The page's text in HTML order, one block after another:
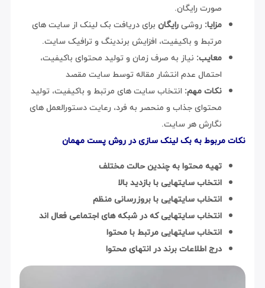
صورت رایگان.
مزایا: روشیرایگان برای دریافت بک لینک از سایت های
مرتبط و باکیفیت، افزایش برندینگ و ترافیک سایت.
معایب: نیاز به صرف زمان و تولید محتوای باکیفیت،
احتمال عدم انتشار مقاله توسط سایت مقصد
نکات مهم: انتخاب سایت های مرتبط و باکیفیت، تولید
محتوای جذاب و منحصر به فرد، رعایت دستورالعمل های
نگارش هر سایت.
نکات مربوط به بک لینک سازی در روش پست مهمان
تهیه محتوا به چندین حالت مختلف
انتخاب سایتهایی با بازدید بالا
انتخاب سایتهایی با بروزرسانی منظم
انتخاب سایتهایی که در شبکه های اجتماعی فعال اند
انتخاب سایتهایی مرتبط با محتوا
درج اطلاعات برند در انتهای محتوا